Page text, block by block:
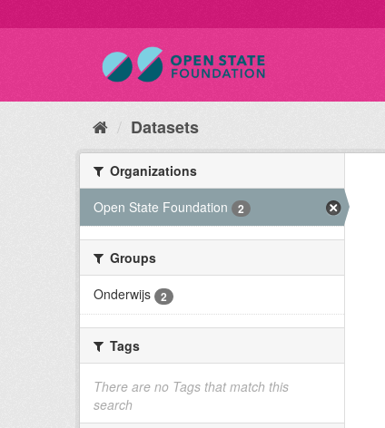
Datasets
Organizations
Open State Foundation
2
Groups
Onderwijs
2
Tags
There are no Tags that match this
search